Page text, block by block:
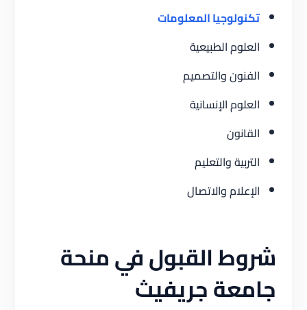
تكنولوجيا المعلومات
العلوم الطبيعية
الفنون والتصميم
العلوم الإنسانية
القانون
التربية والتعليم
الإعلام والاتصال
شروط القبول في منحة
جامعة جريفيث